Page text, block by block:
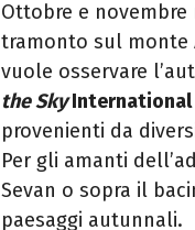
Ottobre e
tramonto sul monte
vuole osservare
the SkyInternational
provenienti da
Per gli amanti
Sevan o sopra il
paesaggi autunnali.